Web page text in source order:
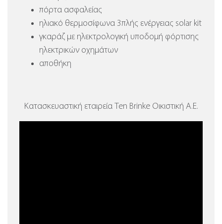
πόρτα ασφαλείας
ηλιακό θερμοσίφωνα 3πλής ενέργειας solar kit
γκαράζ με ηλεκτρολογική υποδομή φόρτισης
ηλεκτρικών οχημάτων
αποθήκη
Κατασκευαστική εταιρεία Ten Brinke Οικιστική Α.Ε.